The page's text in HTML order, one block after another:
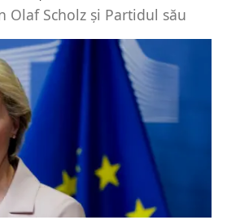
Olaf Scholz și Partidul său